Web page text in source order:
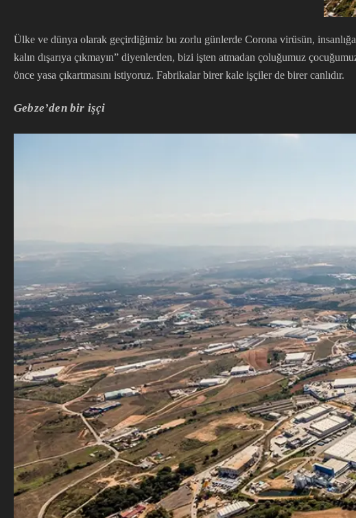
Ülke ve dünya olarak geçirdiğimiz bu zorlu günlerde Corona virüsün,
kalın dışarıya çıkmayın” diyenlerden, bizi işten atmadan çoluğumuz
önce yasa çıkartmasını istiyoruz. Fabrikalar birer kale işçiler de birer canlıdır.
Gebze’den bir işçi